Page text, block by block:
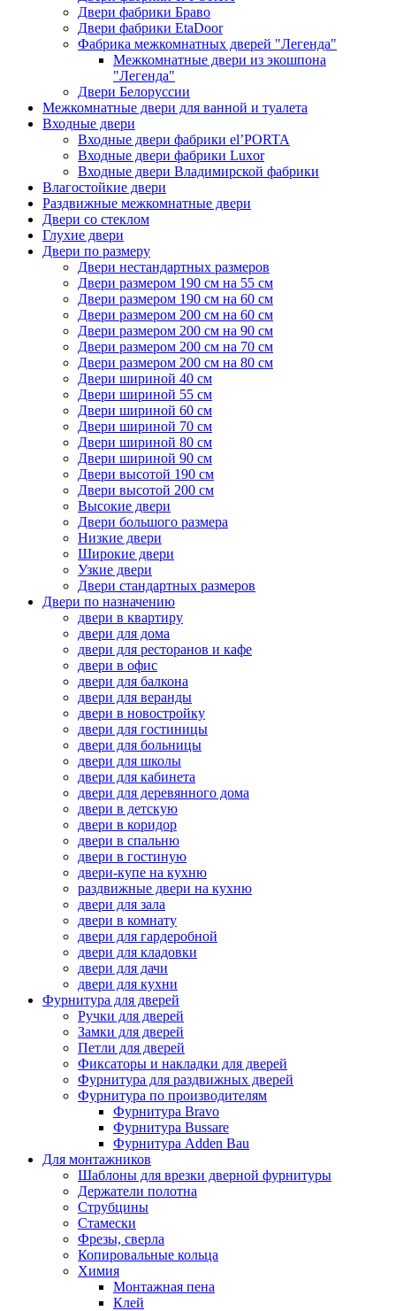
Двери фабрики Браво
Двери фабрики EtaDoor
Фабрика межкомнатных дверей "Легенда"
Межкомнатные двери из экошпона
"Легенда"
Двери Белоруссии
Межкомнатные двери для ванной и туалета
Входные двери
Входные двери фабрики el’PORTA
Входные двери фабрики Luxor
Входные двери Владимирской фабрики
Влагостойкие двери
Раздвижные межкомнатные двери
Двери со стеклом
Глухие двери
Двери по размеру
Двери нестандартных размеров
Двери размером 190 см на 55 см
Двери размером 190 см на 60 см
Двери размером 200 см на 60 см
Двери размером 200 см на 90 см
Двери размером 200 см на 70 см
Двери размером 200 см на 80 см
Двери шириной 40 см
Двери шириной 55 см
Двери шириной 60 см
Двери шириной 70 см
Двери шириной 80 см
Двери шириной 90 см
Двери высотой 190 см
Двери высотой 200 см
Высокие двери
Двери большого размера
Низкие двери
Широкие двери
Узкие двери
Двери стандартных размеров
Двери по назначению
двери в квартиру
двери для дома
двери для ресторанов и кафе
двери в офис
двери для балкона
двери для веранды
двери в новостройку
двери для гостиницы
двери для больницы
двери для школы
двери для кабинета
двери для деревянного дома
двери в детскую
двери в коридор
двери в спальню
двери в гостиную
двери-купе на кухню
раздвижные двери на кухню
двери для зала
двери в комнату
двери для гардеробной
двери для кладовки
двери для дачи
двери для кухни
Фурнитура для дверей
Ручки для дверей
Замки для дверей
Петли для дверей
Фиксаторы и накладки для дверей
Фурнитура для раздвижных дверей
Фурнитура по производителям
Фурнитура Bravo
Фурнитура Bussare
Фурнитура Adden Bau
Для монтажников
Шаблоны для врезки дверной фурнитуры
Держатели полотна
Струбцины
Стамески
Фрезы, сверла
Копировальные кольца
Химия
Монтажная пена
Клей